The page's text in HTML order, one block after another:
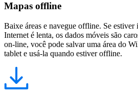
Mapas offline
Baixe áreas e navegue offline. Se estiver
Internet é lenta, os dados móveis são
on-line, você pode salvar uma área do
tablet e usá-la quando estiver offline.